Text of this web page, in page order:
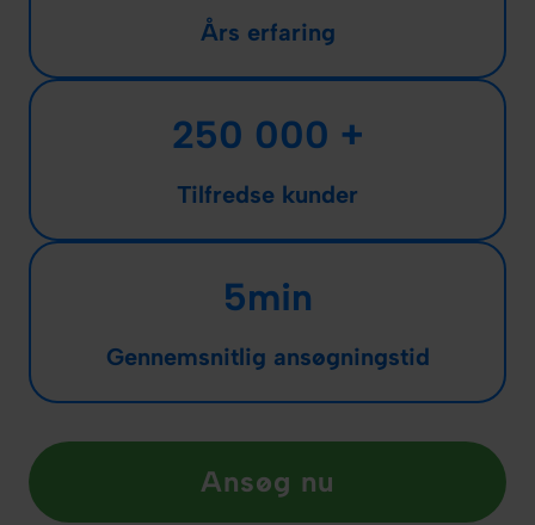
Års erfaring
250 000 +
Tilfredse kunder
5min
Gennemsnitlig ansøgningstid
Ansøg nu